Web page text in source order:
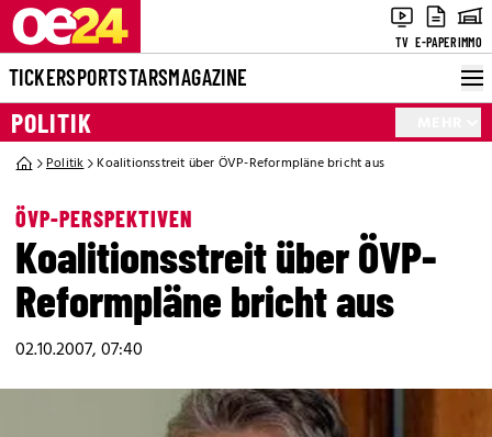
TV E-PAPERIMMO
TICKERSPORTSTARSMAGAZINE
POLITIK
Politik Koalitionsstreit über ÖVP-Reformpläne bricht aus
ÖVP-PERSPEKTIVEN
Koalitionsstreit über ÖVP-
Reformpläne bricht aus
02.10.2007, 07:40